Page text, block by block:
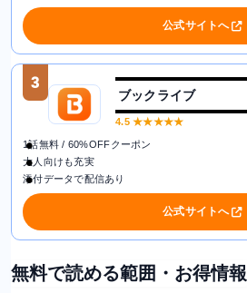
公式サイトへ
3
ブックライブ
4.5★★★★★
1話無料 / 60%OFFクーポン
大人向けも充実
添付データで配信あり
公式サイトへ
無料で読める範囲・お得情報